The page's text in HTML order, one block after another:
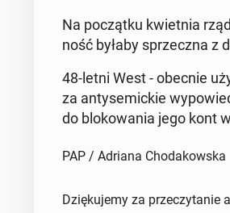
Na po­cząt­ku kwiet­nia
ność byłaby sprzecz­na z
48-letni West - obecnie
za an­ty­se­mic­kie
do blo­ko­wa­nia jego kont
PAP / Adriana Chodakowska
Dziękujemy za przeczytanie